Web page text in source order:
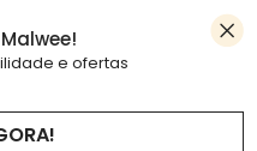
e ofertas